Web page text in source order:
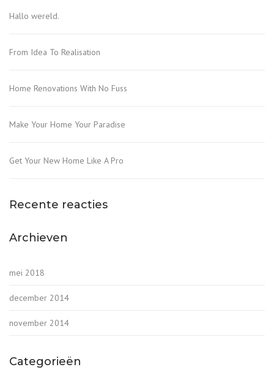
Hallo wereld.
From Idea To Realisation
Home Renovations With No Fuss
Make Your Home Your Paradise
Get Your New Home Like A Pro
Recente reacties
Archieven
mei 2018
december 2014
november 2014
Categorieën